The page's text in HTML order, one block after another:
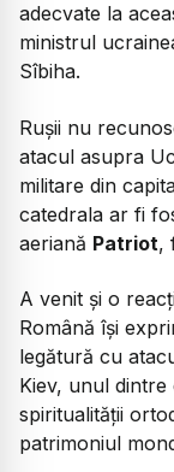
adecvate la
ministrul
Sîbiha.
Rușii nu
atacul asupra
militare din
catedrala ar fi
aeriană Patriot,
A venit și o
Română îşi
legătură cu
Kiev, unul
spiritualităţii
patrimoniul